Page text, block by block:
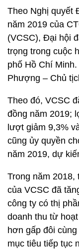
Theo Nghị quyết
năm 2019 của
(VCSC), Đại hội
trọng trong cuộc
phố Hồ Chí
Phượng – Chủ
Theo đó, VCSC
đồng năm 2019;
lượt giảm 9,3%
cũng ủy quyền
năm 2019, dự
Trong năm 2018,
của VCSC đã
công ty có thị
doanh thu từ
hơn gấp đôi
mục tiêu tiếp tục